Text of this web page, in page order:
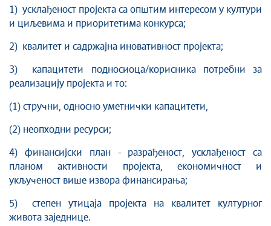
1) усклађеност пројекта са општим интересом у култури
и циљевима и приоритетима конкурса;
2) квалитет и садржајна иновативност пројекта;
3) капацитети подносиоца/корисника потребни за
реализацију пројекта и то:
(1) стручни, односно уметнички капацитети,
(2) неопходни ресурси;
4) финансијски план - разрађеност, усклађеност са
планом активности пројекта, економичност и
укљученост више извора финансирања;
5) степен утицаја пројекта на квалитет културног
живота заједнице.